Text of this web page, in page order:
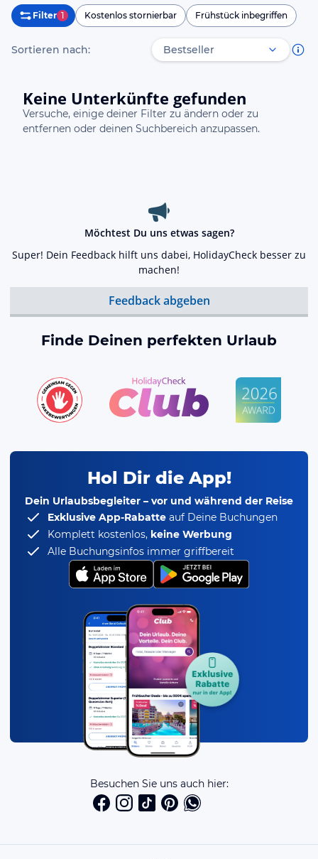
Filter 1 Kostenlos stornierbar Frühstück inbegriffen
Sortieren nach:
Keine Unterkünfte gefunden
Versuche, einige deiner Filter zu ändern oder zu
entfernen oder deinen Suchbereich anzupassen.
Möchtest Du uns etwas sagen?
Super! Dein Feedback hilft uns dabei, HolidayCheck besser zu
machen!
Feedback abgeben
Finde Deinen perfekten Urlaub
Hol Dir die App!
Dein Urlaubsbegleiter – vor und während der Reise
Exklusive App-Rabatte auf Deine Buchungen
Komplett kostenlos, keine Werbung
Alle Buchungsinfos immer griffbereit
Besuchen Sie uns auch hier: